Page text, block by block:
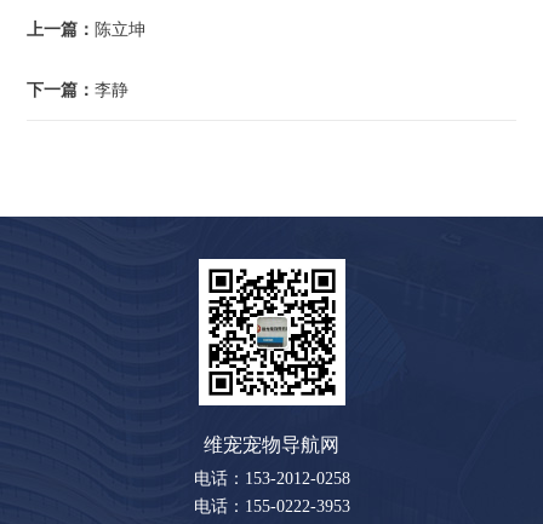
上一篇：陈立坤
下一篇：李静
维宠宠物导航网
电话：153-2012-0258
电话：155-0222-3953